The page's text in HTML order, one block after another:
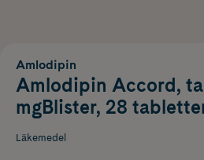
Amlodipin
Amlodipin Accord,
mgBlister, 28
Läkemedel